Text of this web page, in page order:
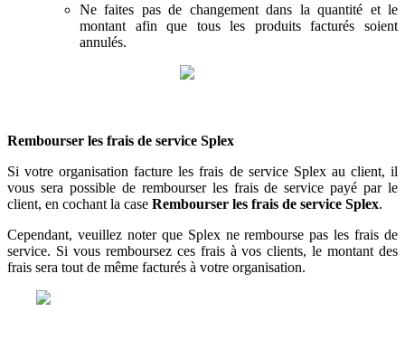
Ne faites pas de changement dans la quantité et le
montant
afin que tous les produits facturés
soient
annulés.
Rembourser les frais de service Splex
Si votre organisation facture les frais de service Splex au client, il
vous sera possible de rembourser les frais de service payé par le
client, en cochant la case Rembourser les frais de service Splex.
Cependant, veuillez noter que Splex ne rembourse pas les frais de
service. Si vous remboursez ces frais à vos clients, le montant des
frais sera tout de même facturés à votre organisation.